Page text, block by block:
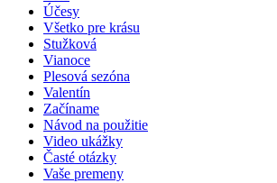
Účesy
Všetko pre krásu
Stužková
Vianoce
Plesová sezóna
Valentín
Začíname
Návod na použitie
Video ukážky
Časté otázky
Vaše premeny